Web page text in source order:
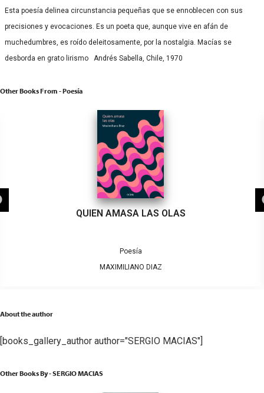
Esta poesía delinea circunstancia pequeñas que se ennoblecen con sus
precisiones y evocaciones. Es un poeta que, aunque vive en afán de
muchedumbres, es roído deleitosamente, por la nostalgia. Macías se
desborda en grato lirismo Andrés Sabella, Chile, 1970
Other Books From - Poesía
QUIEN AMASA LAS OLAS
Poesía
MAXIMILIANO DIAZ
About the author
[books_gallery_author author="SERGIO MACIAS"]
Other Books By - SERGIO MACIAS